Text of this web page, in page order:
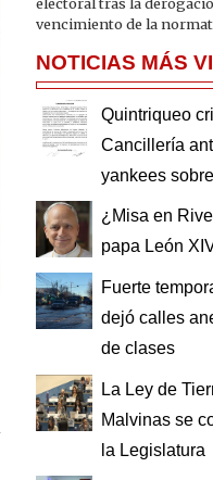
vencimiento de la
NOTICIAS MÁS
Quintriqueo
Cancillería
yankees
¿Misa en
papa León
Fuerte
dejó calles
de clases
La Ley de
Malvinas se
la Legislatura